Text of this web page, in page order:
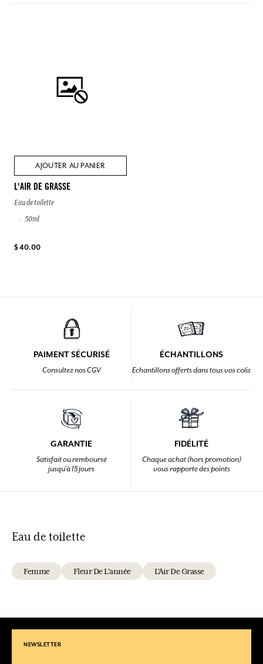
AJOUTER AU PANIER
L'AIR DE GRASSE
Eau de toilette
50ml
$ 40.00
PAIMENT SÉCURISÉ
Consultez nos CGV
ÉCHANTILLONS
Echantillons offerts dans tous vos colis
GARANTIE
Satisfait ou remboursé
jusqu'à 15 jours
FIDÉLITÉ
Chaque achat (hors promotion)
vous rapporte des points
Eau de toilette
Femme Fleur De L'année L'Air De Grasse
NEWSLETTER